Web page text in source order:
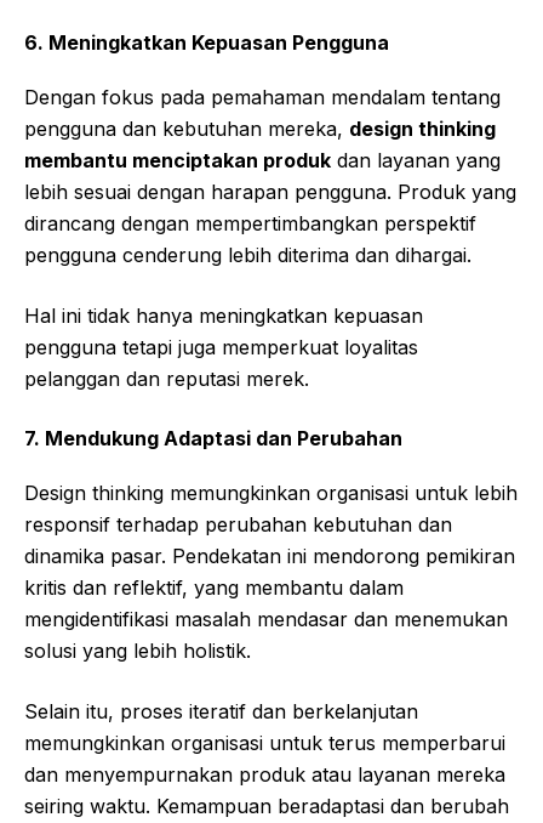
6. Meningkatkan Kepuasan Pengguna
Dengan fokus pada pemahaman mendalam tentang
pengguna dan kebutuhan mereka, design thinking
membantu menciptakan produk dan layanan yang
lebih sesuai dengan harapan pengguna. Produk yang
dirancang dengan mempertimbangkan perspektif
pengguna cenderung lebih diterima dan dihargai.
Hal ini tidak hanya meningkatkan kepuasan
pengguna tetapi juga memperkuat loyalitas
pelanggan dan reputasi merek.
7. Mendukung Adaptasi dan Perubahan
Design thinking memungkinkan organisasi untuk lebih
responsif terhadap perubahan kebutuhan dan
dinamika pasar. Pendekatan ini mendorong pemikiran
kritis dan reflektif, yang membantu dalam
mengidentifikasi masalah mendasar dan menemukan
solusi yang lebih holistik.
Selain itu, proses iteratif dan berkelanjutan
memungkinkan organisasi untuk terus memperbarui
dan menyempurnakan produk atau layanan mereka
seiring waktu. Kemampuan beradaptasi dan berubah